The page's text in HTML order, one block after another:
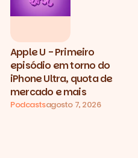
Apple U - Primeiro
episódio em torno do
iPhone Ultra, quota de
mercado e mais
Podcastsagosto 7, 2026